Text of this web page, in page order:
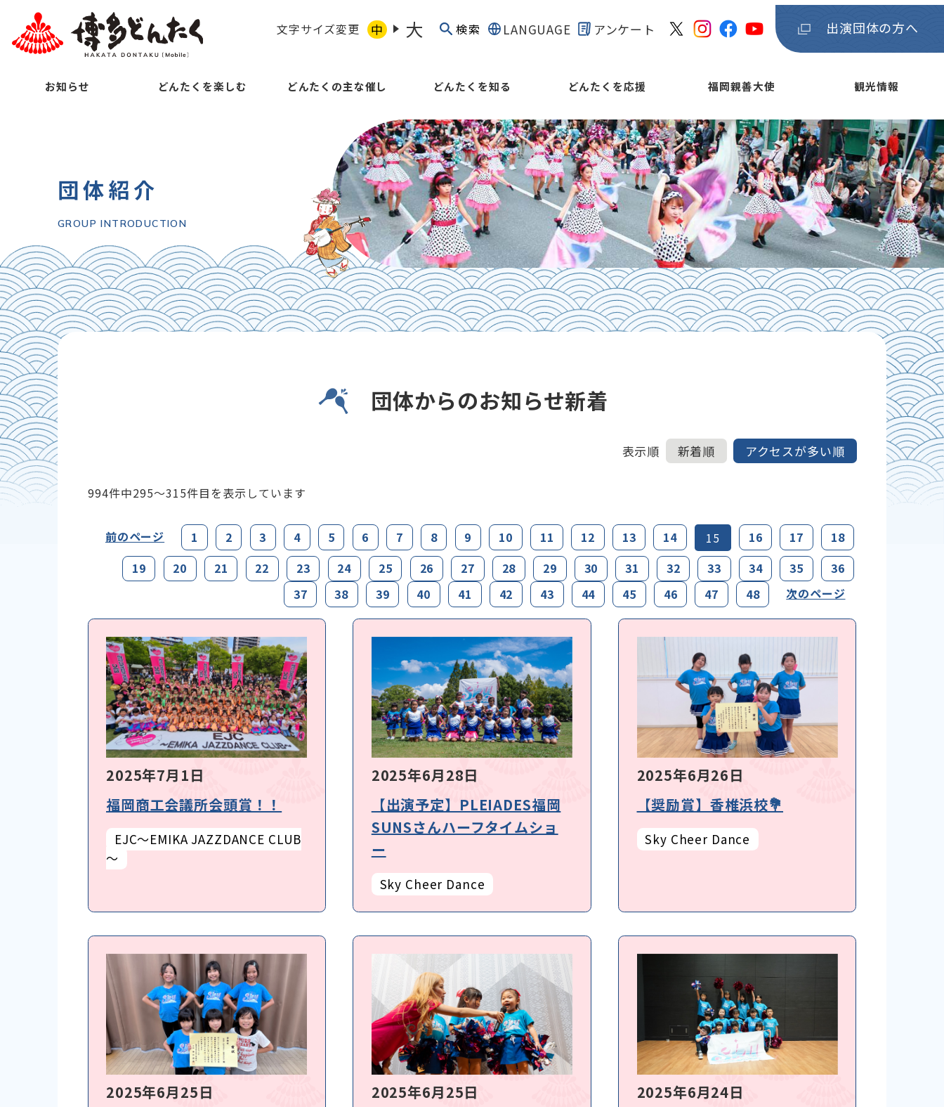
文字サイズ変更 中 大 検索 LANGUAGE アンケート 出演団体の方へ
お知らせ どんたくを楽しむ どんたくの主な催し どんたくを知る どんたくを応援 福岡親善大使 観光情報
団体紹介
GROUP INTRODUCTION
団体からのお知らせ新着
表示順 新着順 アクセスが多い順
994件中295～315件目を表示しています
前のページ 1 2 3 4 5 6 7 8 9 10 11 12 13 14 15 16 17
18
19
20 21 22 23 24 25 26 27 28 29 30 31 32 33 34 35
36
37
38 39 40 41 42 43 44 45 46 47 48 次のページ
2025年7月1日
福岡商工会議所会頭賞！！
EJC～EMIKA JAZZDANCE CLUB
～
2025年6月28日
【出演予定】PLEIADES福岡
SUNSさんハーフタイムショ
ー
Sky Cheer Dance
2025年6月26日
【奨励賞】香椎浜校💐
Sky Cheer Dance
2025年6月25日
2025年6月25日
2025年6月24日